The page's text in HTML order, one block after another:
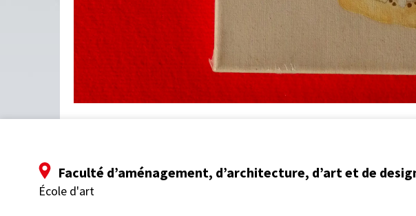
Faculté d’aménagement, d’architecture, d’art et de
École d'art